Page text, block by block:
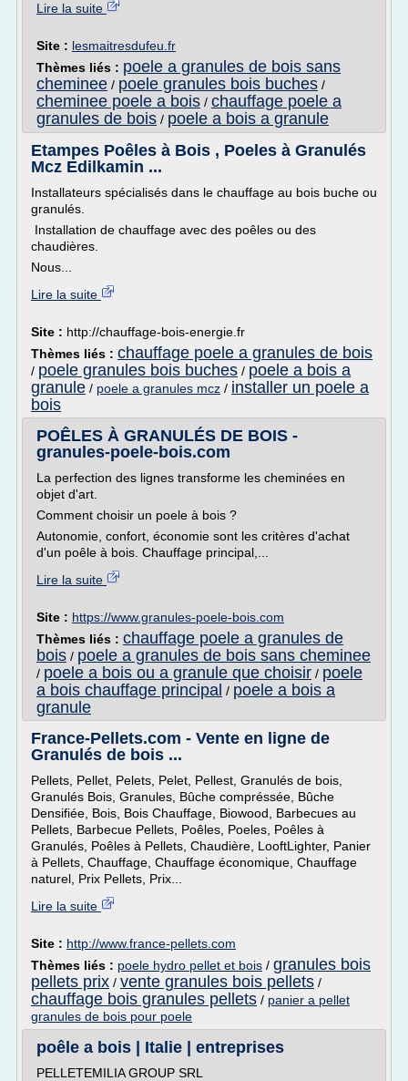
Lire la suite
Site : lesmaitresdufeu.fr
Thèmes liés : poele a granules de bois sans
cheminee / poele granules bois buches /
cheminee poele a bois / chauffage poele a
granules de bois / poele a bois a granule
Etampes Poêles à Bois , Poeles à Granulés
Mcz Edilkamin ...
Installateurs spécialisés dans le chauffage au bois buche ou
granulés.
Installation de chauffage avec des poêles ou des
chaudières.
Nous...
Lire la suite
Site : http://chauffage-bois-energie.fr
Thèmes liés : chauffage poele a granules de bois
/ poele granules bois buches / poele a bois a
granule / poele a granules mcz / installer un poele a
bois
POÊLES À GRANULÉS DE BOIS -
granules-poele-bois.com
La perfection des lignes transforme les cheminées en
objet d'art.
Comment choisir un poele à bois ?
Autonomie, confort, économie sont les critères d'achat
d'un poêle à bois. Chauffage principal,...
Lire la suite
Site : https://www.granules-poele-bois.com
Thèmes liés : chauffage poele a granules de
bois / poele a granules de bois sans cheminee
/ poele a bois ou a granule que choisir / poele
a bois chauffage principal / poele a bois a
granule
France-Pellets.com - Vente en ligne de
Granulés de bois ...
Pellets, Pellet, Pelets, Pelet, Pellest, Granulés de bois,
Granulés Bois, Granules, Bûche compréssée, Bûche
Densifiée, Bois, Bois Chauffage, Biowood, Barbecues au
Pellets, Barbecue Pellets, Poêles, Poeles, Poêles à
Granulés, Poêles à Pellets, Chaudière, LooftLighter, Panier
à Pellets, Chauffage, Chauffage économique, Chauffage
naturel, Prix Pellets, Prix...
Lire la suite
Site : http://www.france-pellets.com
Thèmes liés : poele hydro pellet et bois / granules bois
pellets prix / vente granules bois pellets /
chauffage bois granules pellets / panier a pellet
granules de bois pour poele
poêle a bois | Italie | entreprises
PELLETEMILIA GROUP SRL